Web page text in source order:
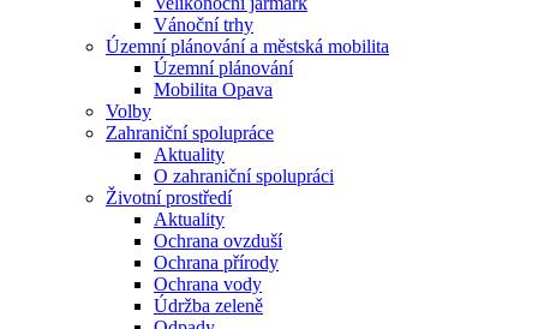
Vánoční trhy
Územní plánování a městská mobilita
Územní plánování
Mobilita Opava
Volby
Zahraniční spolupráce
Aktuality
O zahraniční spolupráci
Životní prostředí
Aktuality
Ochrana ovzduší
Ochrana přírody
Ochrana vody
Údržba zeleně